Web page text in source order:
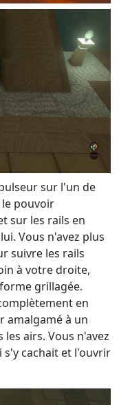
sur l'un de
le pouvoir
sur les rails en
Vous n'avez plus
suivre les rails
à votre droite,
grillagée.
en
amalgamé à un
airs. Vous n'avez
cachait et l'ouvrir